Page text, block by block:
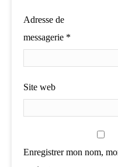
Adresse de
messagerie *
Site web
Enregistrer mon nom,